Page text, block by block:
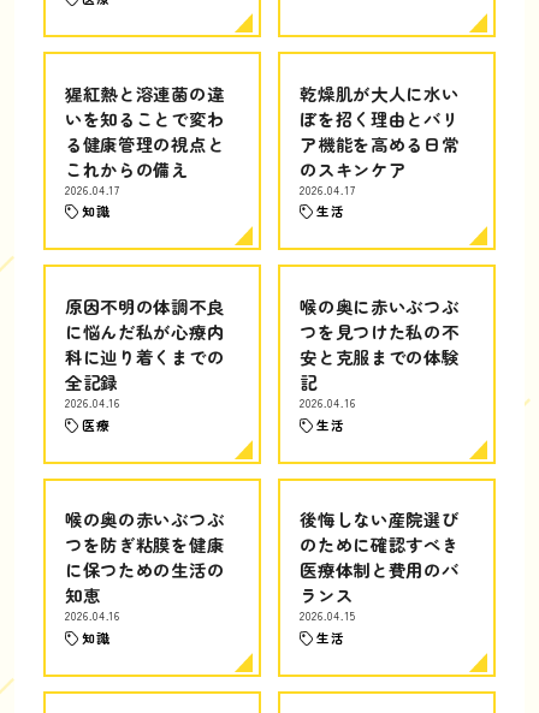
猩紅熱と溶連菌の違
いを知ることで変わ
る健康管理の視点と
これからの備え
2026.04.17
知識
乾燥肌が大人に水い
ぼを招く理由とバリ
ア機能を高める日常
のスキンケア
2026.04.17
生活
原因不明の体調不良
に悩んだ私が心療内
科に辿り着くまでの
全記録
2026.04.16
医療
喉の奥に赤いぶつぶ
つを見つけた私の不
安と克服までの体験
記
2026.04.16
生活
喉の奥の赤いぶつぶ
つを防ぎ粘膜を健康
に保つための生活の
知恵
2026.04.16
知識
後悔しない産院選び
のために確認すべき
医療体制と費用のバ
ランス
2026.04.15
生活